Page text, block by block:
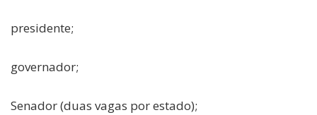
presidente;
governador;
Senador (duas vagas por estado);